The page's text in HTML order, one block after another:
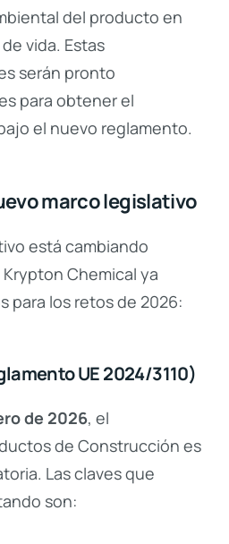
del producto en
vida. Estas
serán pronto
para obtener el
el nuevo reglamento.
marco legislativo
está cambiando
Chemical ya
para los retos de 2026:
UE 2024/3110)
de 2026, el
de Construcción es
Las claves que
son: